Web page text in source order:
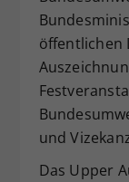
öffentlichen
und
Das Upper